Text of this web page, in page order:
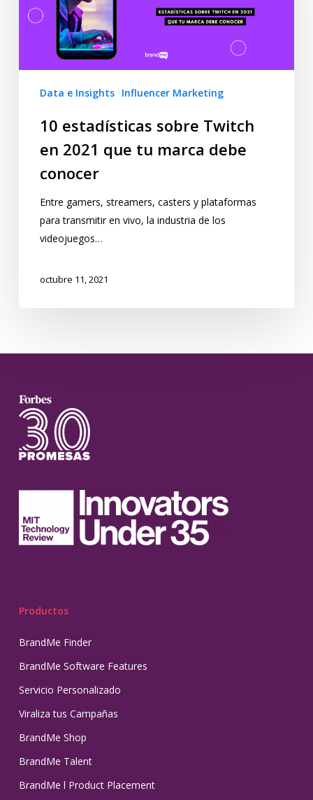
Data e Insights Influencer Marketing
10 estadísticas sobre Twitch
en 2021 que tu marca debe
conocer
Entre gamers, streamers, casters y plataformas
para transmitir en vivo, la industria de los
videojuegos…
octubre 11, 2021
Productos
BrandMe Finder
BrandMe Software Features
Servicio Personalizado
Viraliza tus Campañas
BrandMe Shop
BrandMe Talent
BrandMe l Product Placement